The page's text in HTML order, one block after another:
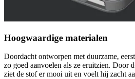
Hoogwaardige materialen
Doordacht ontworpen met duurzame,
zo goed aanvoelen als ze eruitzien. Door
ziet de stof er mooi uit en voelt hij zacht